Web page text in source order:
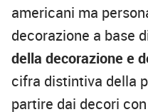
americani ma
decorazione a base
della decorazione e
cifra distintiva della
partire dai decori